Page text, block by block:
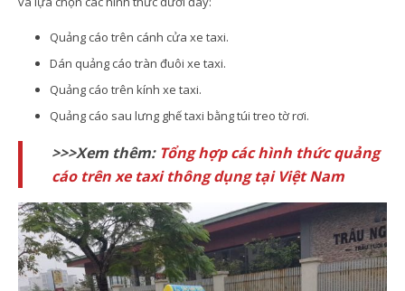
Quảng cáo trên cánh cửa xe taxi.
Dán quảng cáo tràn đuôi xe taxi.
Quảng cáo trên kính xe taxi.
Quảng cáo sau lưng ghế taxi bằng túi treo tờ rơi.
>>>Xem thêm: Tổng hợp các hình thức quảng
cáo trên xe taxi thông dụng tại Việt Nam